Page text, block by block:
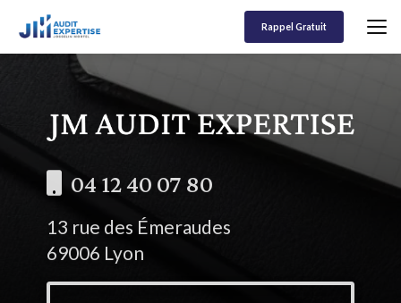
contenu
Rappel Gratuit
04 12 40 07 80
13 rue des Émeraudes
69006 Lyon